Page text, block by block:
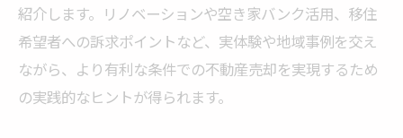
紹介します。リノベーションや空き家バンク活用、移住
希望者への訴求ポイントなど、実体験や地域事例を交え
ながら、より有利な条件での不動産売却を実現するため
の実践的なヒントが得られます。